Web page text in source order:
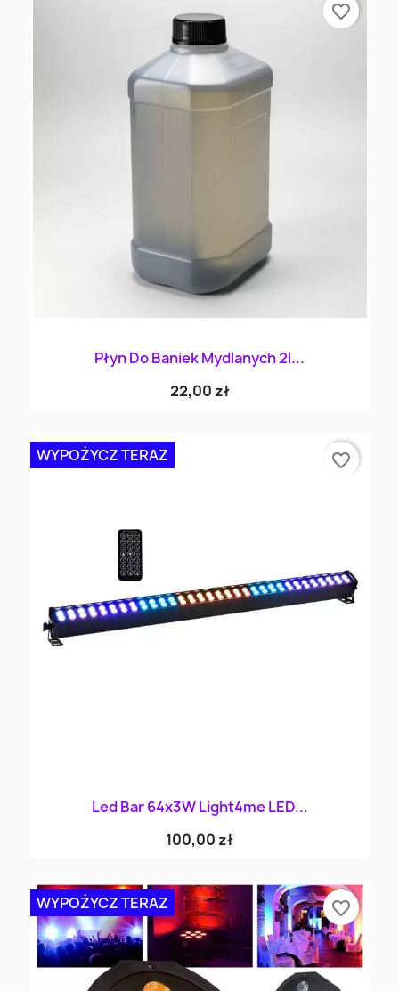
Płyn Do Baniek Mydlanych 2l...
22,00 zł
favorite_border
Led Bar 64x3W Light4me LED...
100,00 zł
WYPOŻYCZ TERAZ favorite_border
WYPOŻYCZ TERAZ favorite_border